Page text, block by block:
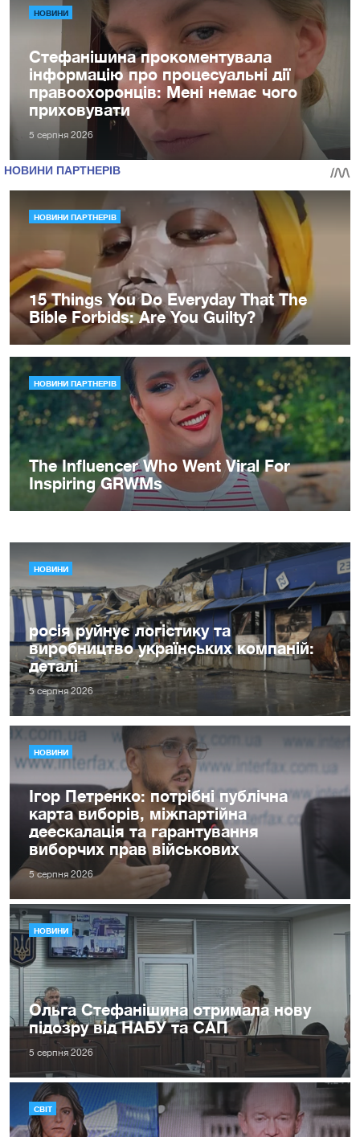
НОВИНИ
Стефанішина прокоментувала
інформацію про процесуальні дії
правоохоронців: Мені немає чого
приховувати
5 серпня 2026
НОВИНИ
росія руйнує логістику та
виробництво українських компаній:
деталі
5 серпня 2026
НОВИНИ
Ігор Петренко: потрібні публічна
карта виборів, міжпартійна
деескалація та гарантування
виборчих прав військових
5 серпня 2026
НОВИНИ
Ольга Стефанішина отримала нову
підозру від НАБУ та САП
5 серпня 2026
СВІТ